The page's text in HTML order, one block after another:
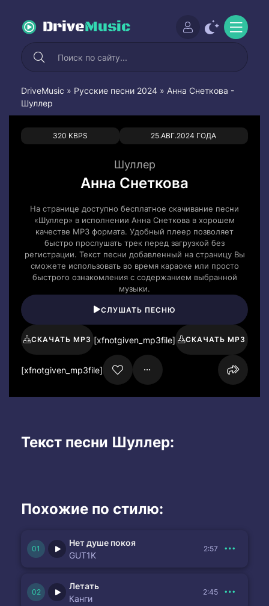
DriveMusic
DriveMusic » Русские песни 2024 » Анна Снеткова -
Шуллер
320 KBPS 25.АВГ.2024 ГОДА
0 0
Шуллер
Анна Снеткова
На странице доступно бесплатное скачивание песни
«Шуллер» в исполнении Анна Снеткова в хорошем
качестве MP3 формата. Удобный плеер позволяет
быстро прослушать трек перед загрузкой без
регистрации. Текст песни добавленный на страницу Вы
сможете использовать во время караоке или просто
быстрого ознакомления с содержанием выбранной
музыки.
СЛУШАТЬ ПЕСНЮ
СКАЧАТЬ MP3 [xfnotgiven_mp3file] СКАЧАТЬ MP3
[xfnotgiven_mp3file]
Текст песни Шуллер:
Похожие по стилю:
Нет душе покоя
GUT1K
2:57
Летать
Канги
2:45